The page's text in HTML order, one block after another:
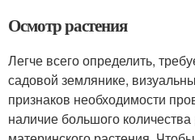
Осмотр растения
Легче всего определить,
садовой землянике,
признаков необходимости
наличие большого количества